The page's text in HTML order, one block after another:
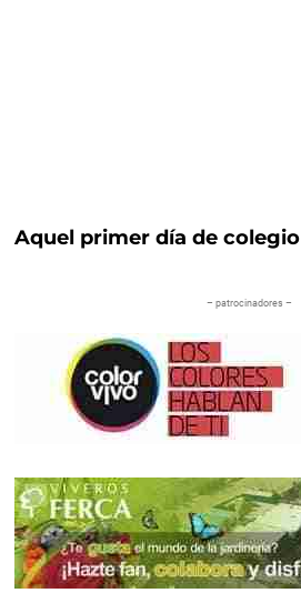
Aquel primer día de colegio
– patrocinadores –